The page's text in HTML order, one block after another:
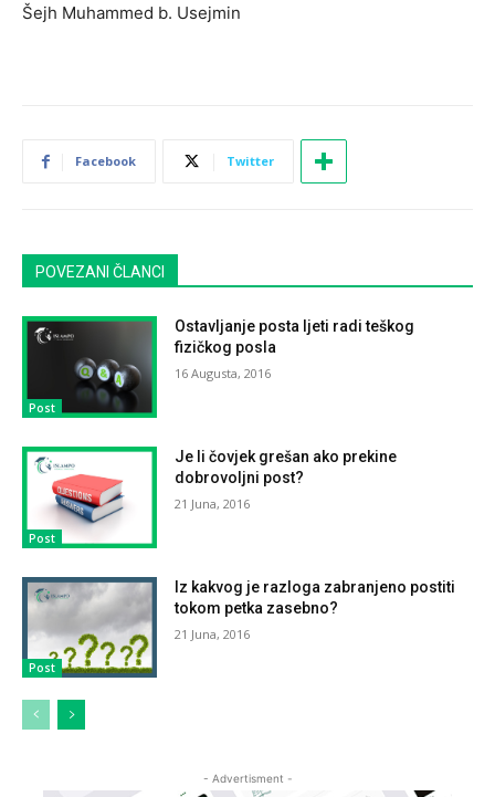
Šejh Muhammed b. Usejmin
Facebook Twitter
POVEZANI ČLANCI
Post
Ostavljanje posta ljeti radi teškog
fizičkog posla
16 Augusta, 2016
Post
Je li čovjek grešan ako prekine
dobrovoljni post?
21 Juna, 2016
Post
Iz kakvog je razloga zabranjeno postiti
tokom petka zasebno?
21 Juna, 2016
- Advertisment -